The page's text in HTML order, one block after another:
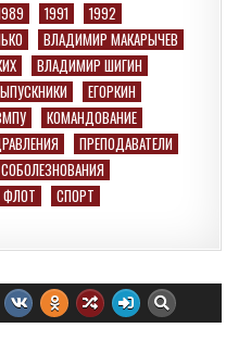
1991
1992
ВЛАДИМИР МАКАРЫЧЕВ
ВЛАДИМИР ШИГИН
ЕГОРКИН
КОМАНДОВАНИЕ
ПРЕПОДАВАТЕЛИ
СОБОЛЕЗНОВАНИЯ
ФЛОТ
СПОРТ